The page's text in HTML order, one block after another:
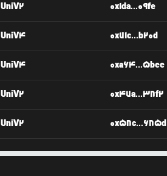
UniV2 0x1da...09fe
UniV4 0x71c...b20d
UniV4 0xa64...5bee
UniV2 0x47a...38f2
UniV2 0x58c...685d